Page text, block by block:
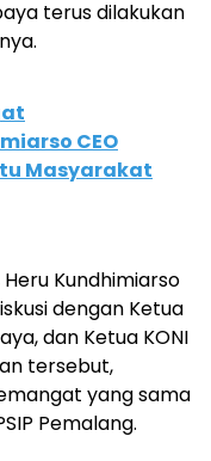
terus dilakukan
CEO
Masyarakat
Kundhimiarso
dengan Ketua
dan Ketua KONI
tersebut,
yang sama
Pemalang.